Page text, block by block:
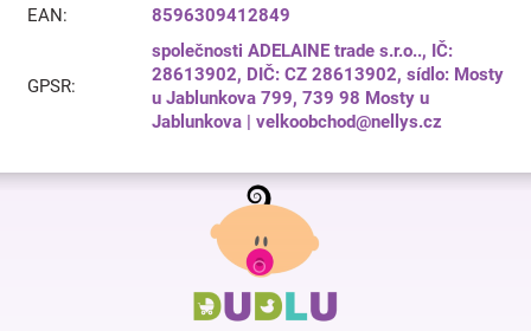
EAN: 8596309412849
GPSR:
společnosti ADELAINE trade s.r.o.., IČ:
28613902, DIČ: CZ 28613902, sídlo: Mosty
u Jablunkova 799, 739 98 Mosty u
Jablunkova | velkoobchod@nellys.cz
Z